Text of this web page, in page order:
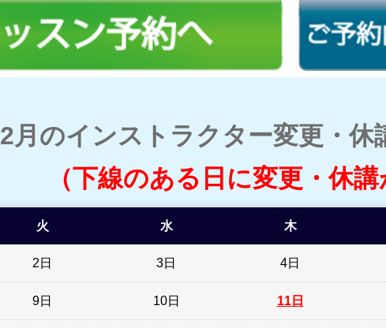
2月のインストラクター変更・休
（下線のある日に変更・休講
火 水 木
2日 3日 4日
9日 10日 11日